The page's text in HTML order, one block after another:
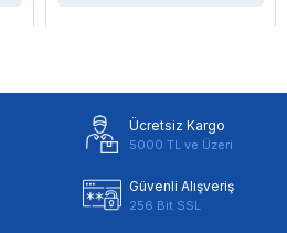
Ücretsiz Kargo
5000 TL ve Üzeri
Güvenli Alışveriş
256 Bit SSL